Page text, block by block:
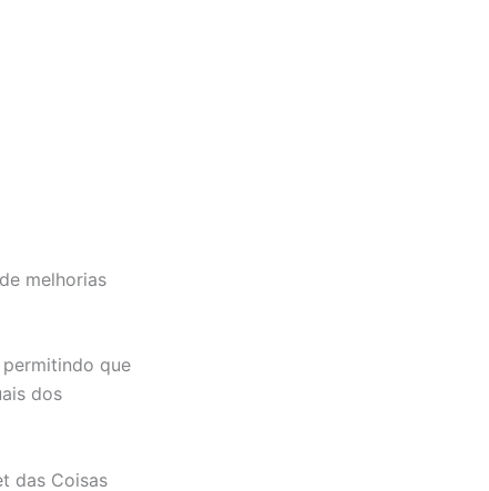
melhorias
que
dos
das Coisas